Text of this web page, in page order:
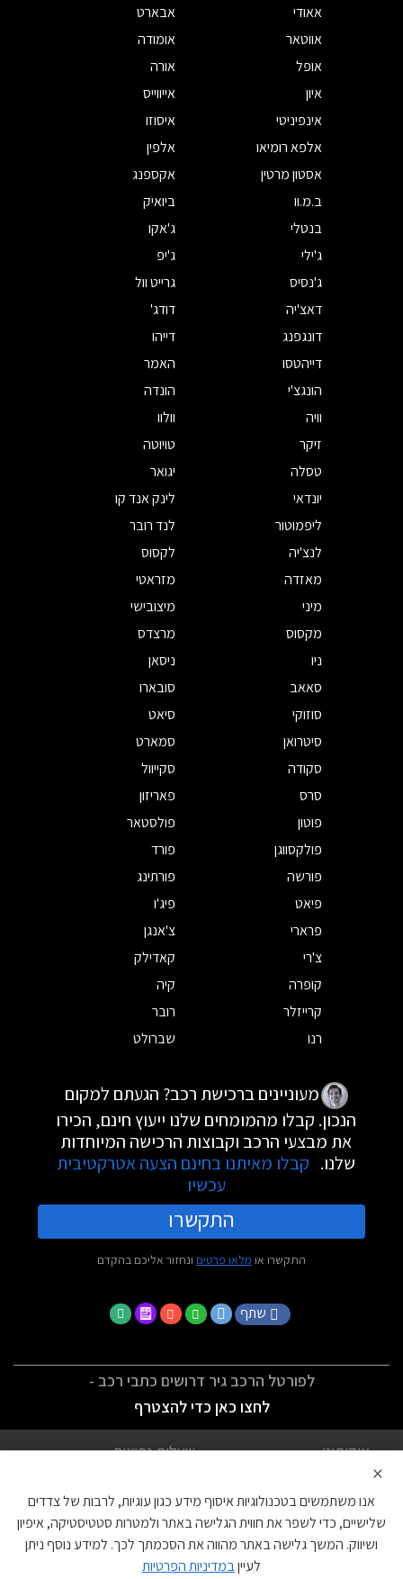
אאודי
אבארט
אווטאר
אומודה
אופל
אורה
איון
אייווייס
אינפיניטי
איסוזו
אלפא רומיאו
אלפין
אסטון מרטין
אקספנג
ב.מ.וו
ביואיק
בנטלי
ג'אקו
ג'ילי
ג'יפ
ג'נסיס
גרייט וול
דאצ'יה
דודג'
דונגפנג
דייהו
דייהטסו
האמר
הונגצ'י
הונדה
וויה
וולוו
זיקר
טויוטה
טסלה
יגואר
יונדאי
לינק אנד קו
ליפמוטור
לנד רובר
לנצ'יה
לקסוס
מאזדה
מזראטי
מיני
מיצובישי
מקסוס
מרצדס
ניו
ניסאן
סאאב
סובארו
סוזוקי
סיאט
סיטרואן
סמארט
סקודה
סקייוול
סרס
פאריזון
פוטון
פולסטאר
פולקסווגן
פורד
פורשה
פורתינג
פיאט
פיג'ו
פרארי
צ'אנגן
צ'רי
קאדילק
קופרה
קיה
קרייזלר
רובר
רנו
שברולט
מעוניינים ברכישת רכב? הגעתם למקום
הנכון. קבלו מהמומחים שלנו ייעוץ חינם, הכירו
את מבצעי הרכב וקבוצות הרכישה המיוחדות
שלנו. קבלו מאיתנו בחינם הצעה אטרקטיבית
עכשיו
התקשרו
התקשרו או מלאו פרטים ונחזור אליכם בהקדם
שתף
לפורטל הרכב גיר דרושים כתבי רכב -
לחצו כאן כדי להצטרף
אודותינו
שאלות נפוצות
הצהרת נגישות
צור קשר
עוגיות
×
אנו משתמשים בטכנולוגיות איסוף מידע כגון עוגיות, לרבות של צדדים
שלישיים, כדי לשפר את חווית הגלישה באתר ולמטרות סטטיסטיקה, איפיון
ושיווק. המשך גלישה באתר מהווה את הסכמתך לכך. למידע נוסף ניתן
לעייןבמדיניות הפרטיות